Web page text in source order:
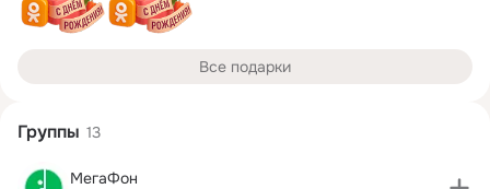
Все подарки
Группы 13
МегаФон